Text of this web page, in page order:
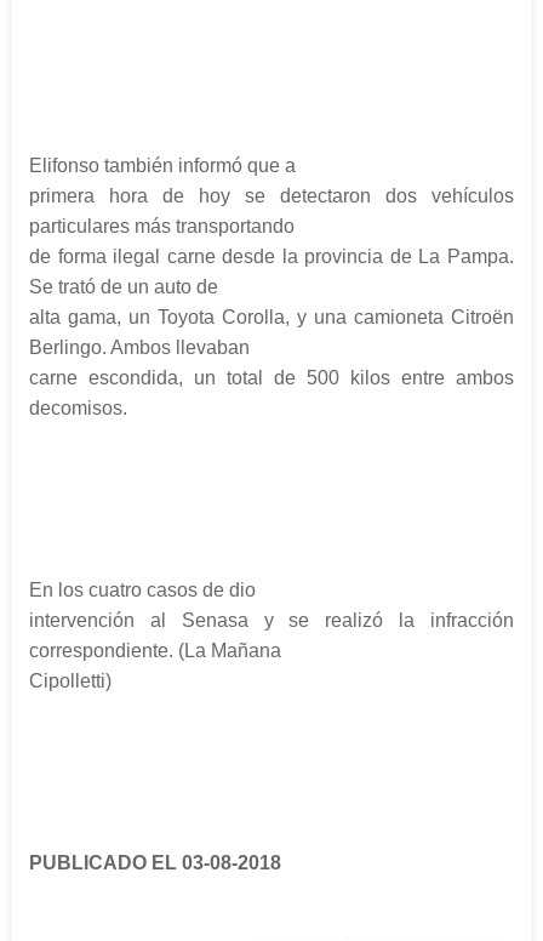
Elifonso también informó que a
primera hora de hoy se detectaron dos vehículos
particulares más transportando
de forma ilegal carne desde la provincia de La Pampa.
Se trató de un auto de
alta gama, un Toyota Corolla, y una camioneta Citroën
Berlingo. Ambos llevaban
carne escondida, un total de 500 kilos entre ambos
decomisos.
En los cuatro casos de dio
intervención al Senasa y se realizó la infracción
correspondiente. (La Mañana
Cipolletti)
PUBLICADO EL 03-08-2018